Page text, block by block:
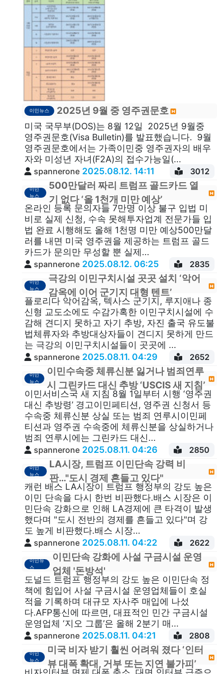
이민뉴스 2025년 9월 중 영주권문호
미국 국무부(DOS)는 8월 12일 2025년 9월중
영주권문호(Visa Bulletin)를 발표했습니다. 9월
영주권문호에서는 가족이민중 영주권자의 배우
자와 미성년 자녀(F2A)의 접수가능일(...
spannerone 2025.08.12. 14:11 3012
이민
뉴스
500만달러 짜리 트럼프 골드카드 열
기 없다 ‘올 1천개 미만 예상’
온라인 등록 문의자들 7만명 이상 불구 입법 미
비로 실제 신청, 수속 못해투자업계 전문가들 입
법 완료 시행해도 올해 1천명 미만 예상500만달
러를 내면 미국 영주권을 제공하는 트럼프 골드
카드가 문의만 무성할 뿐 실제...
spannerone 2025.08.12. 06:25 2835
이민
뉴스
극강의 이민구치시설 곳곳 설치 ‘악어
감옥에 이어 군기지 대형 텐트’
플로리다 악어감옥, 텍사스 군기지, 루지애나 종
신형 교도소에도 수감가혹한 이민구치시설에 수
감해 견디지 못하고 자기 추방, 자진 출국 유도불
법체류자와 추방대상자들이 견디지 못하게 만드
는 극강의 이민구치시설들이 곳곳에 ...
spannerone 2025.08.11. 04:29 2652
이민
뉴스
이민수속중 체류신분 잃거나 범죄연루
시 그린카드 대신 추방 ‘USCIS 새 지침’
이민서비스국 새 지침 8월 1일부터 시행 ‘영주권
대신 추방령’ 경고이민페티션, 영주권 신청서 등
수속중 체류신분 상실 또는 범죄 연루시이민페
티션과 영주권 수속중에 체류신분을 상실하거나
범죄 연루시에는 그린카드 대신...
spannerone 2025.08.11. 04:26 2850
이민
뉴스
LA시장, 트럼프 이민단속 강력 비
판…"도시 경제 흔들고 있다"
캐런 배스 LA시장이 트럼프 행정부의 강도 높은
이민 단속을 다시 한번 비판했다.배스 시장은 이
민단속 강화으로 인해 LA경제에 큰 타격이 발생
했다며 "도시 전반의 경제를 흔들고 있다"며 강
도 높게 비판했다.배스 시장...
spannerone 2025.08.11. 04:22 2622
이민뉴
스
이민단속 강화에 사설 구금시설 운영
업체 '돈방석'
도널드 트럼프 행정부의 강도 높은 이민단속 정
책에 힘입어 사설 구금시설 운영업체들이 호실
적을 기록하며 대규모 자사주 매입에 나섰
다.AFP통신에 따르면, 대표적인 민간 구금시설
운영업체 ‘지오 그룹’은 올해 2분기 매...
spannerone 2025.08.11. 04:21 2808
이민
뉴스
미국 비자 받기 훨씬 어려워 졌다 ‘인터
뷰 대폭 확대, 거부 또는 지연 불가피’